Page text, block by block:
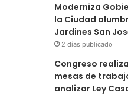
Moderniza
la Ciudad
Jardines San
2 días publicado
Congreso
mesas de
analizar Ley